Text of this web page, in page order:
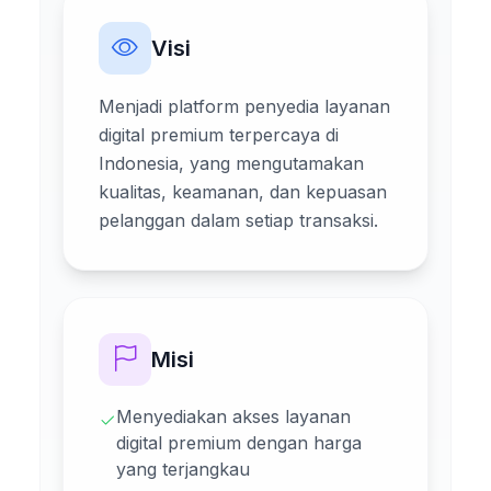
Visi
Menjadi platform penyedia layanan
digital premium terpercaya di
Indonesia, yang mengutamakan
kualitas, keamanan, dan kepuasan
pelanggan dalam setiap transaksi.
Misi
Menyediakan akses layanan
digital premium dengan harga
yang terjangkau